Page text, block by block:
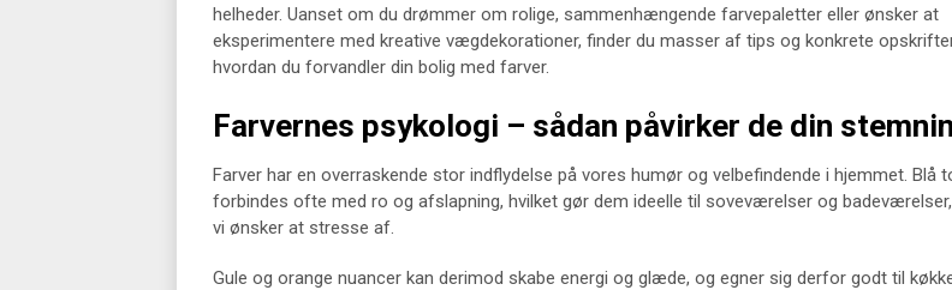
helheder. Uanset om du drømmer om rolige, sammenhængende farvepaletter eller ønsker at
eksperimentere med kreative vægdekorationer, finder du masser af tips og konkrete
hvordan du forvandler din bolig med farver.
Farvernes psykologi – sådan påvirker de din
Farver har en overraskende stor indflydelse på vores humør og velbefindende i hjemmet. Blå
forbindes ofte med ro og afslapning, hvilket gør dem ideelle til soveværelser og
vi ønsker at stresse af.
Gule og orange nuancer kan derimod skabe energi og glæde, og egner sig derfor godt til